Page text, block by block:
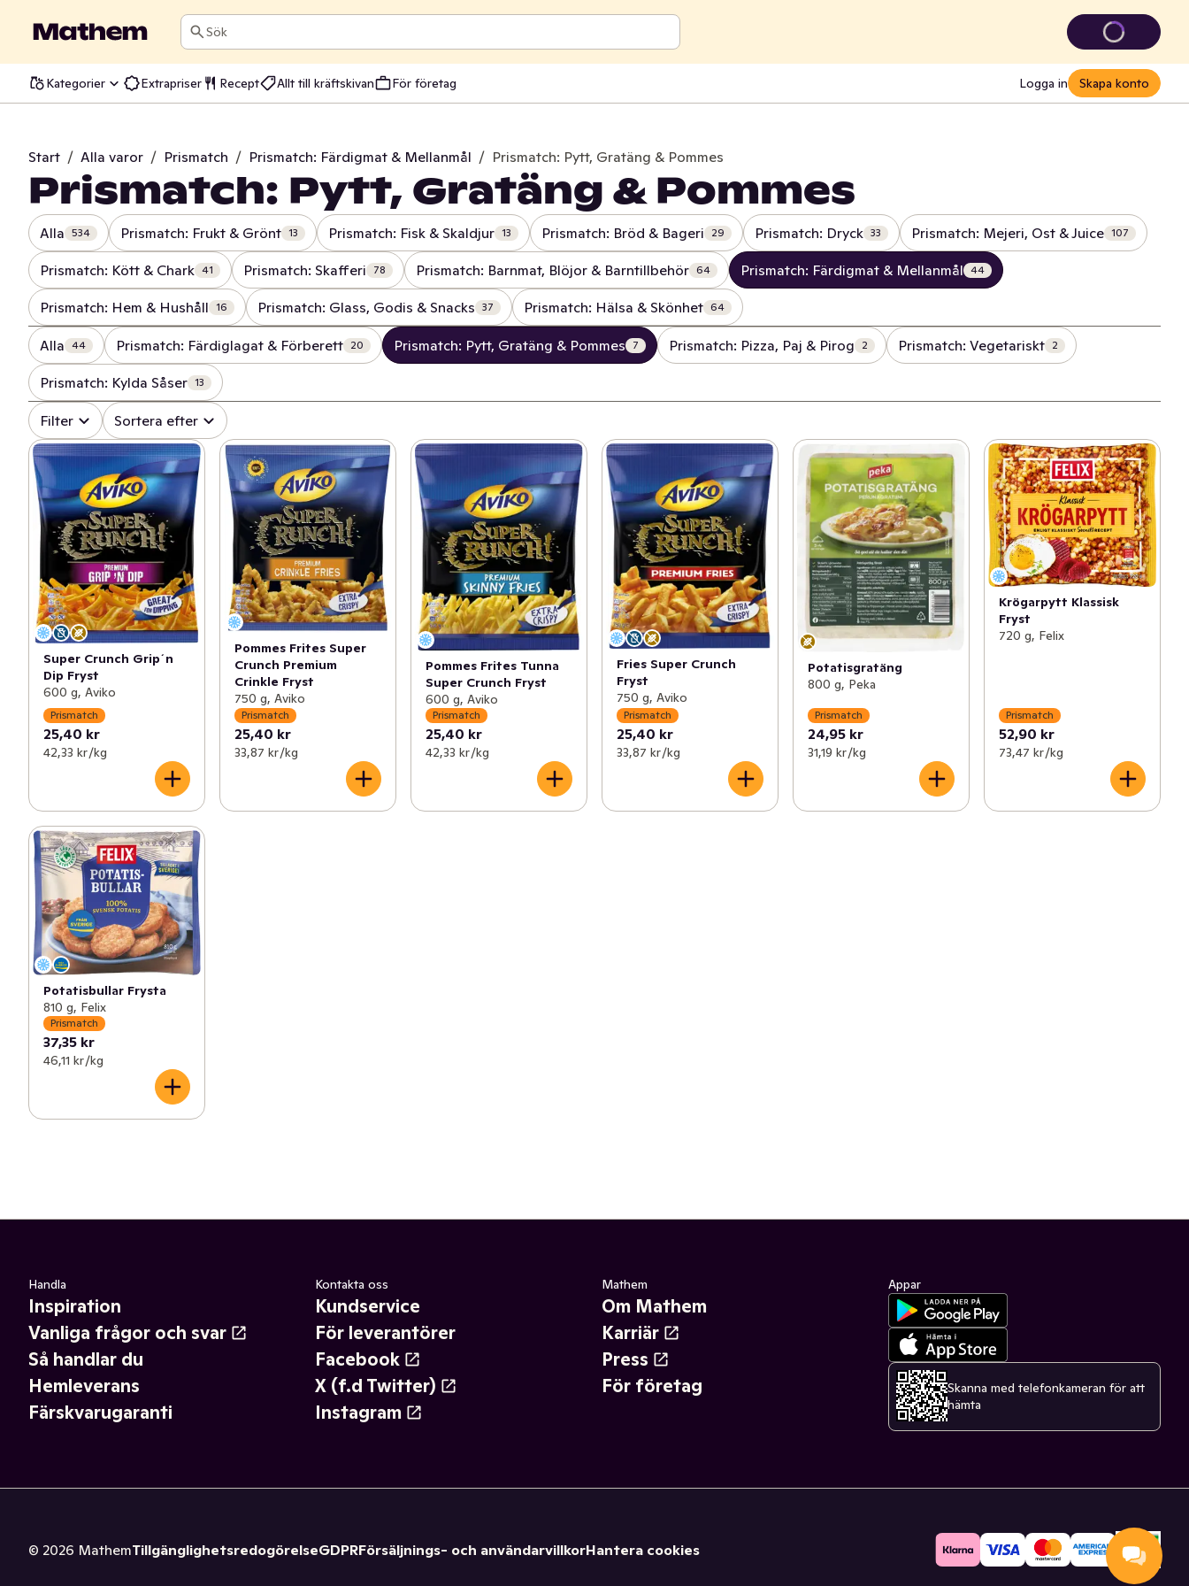
Sök
Kategorier Extrapriser Recept Allt till kräftskivan För företag Logga in Skapa konto
Start / Alla varor / Prismatch / Prismatch: Färdigmat & Mellanmål / Prismatch: Pytt, Gratäng & Pommes
Prismatch: Pytt, Gratäng & Pommes
Alla 534 Prismatch: Frukt & Grönt 13 Prismatch: Fisk & Skaldjur 13 Prismatch: Bröd & Bageri 29 Prismatch: Dryck 33 Prismatch: Mejeri, Ost & Juice 107
Prismatch: Kött & Chark 41 Prismatch: Skafferi 78 Prismatch: Barnmat, Blöjor & Barntillbehör 64 Prismatch: Färdigmat & Mellanmål 44
Prismatch: Hem & Hushåll 16 Prismatch: Glass, Godis & Snacks 37 Prismatch: Hälsa & Skönhet 64
Alla 44 Prismatch: Färdiglagat & Förberett 20 Prismatch: Pytt, Gratäng & Pommes 7 Prismatch: Pizza, Paj & Pirog 2 Prismatch: Vegetariskt 2
Prismatch: Kylda Såser 13
Filter Sortera efter
Super Crunch Grip´n
Dip Fryst
600 g, Aviko
Prismatch
25,40 kr
42,33 kr /kg
Pommes Frites Super
Crunch Premium
Crinkle Fryst
750 g, Aviko
Prismatch
25,40 kr
33,87 kr /kg
Pommes Frites Tunna
Super Crunch Fryst
600 g, Aviko
Prismatch
25,40 kr
42,33 kr /kg
Fries Super Crunch
Fryst
750 g, Aviko
Prismatch
25,40 kr
33,87 kr /kg
Potatisgratäng
800 g, Peka
Prismatch
24,95 kr
31,19 kr /kg
Krögarpytt Klassisk
Fryst
720 g, Felix
Prismatch
52,90 kr
73,47 kr /kg
Potatisbullar Frysta
810 g, Felix
Prismatch
37,35 kr
46,11 kr /kg
Handla
Inspiration
Vanliga frågor och svar
Så handlar du
Hemleverans
Färskvarugaranti
Kontakta oss
Kundservice
För leverantörer
Facebook
X (f.d Twitter)
Instagram
Mathem
Om Mathem
Karriär
Press
För företag
Appar
Skanna med telefonkameran för att
hämta
© 2026 MathemTillgänglighetsredogörelseGDPRFörsäljnings- och användarvillkorHantera cookies